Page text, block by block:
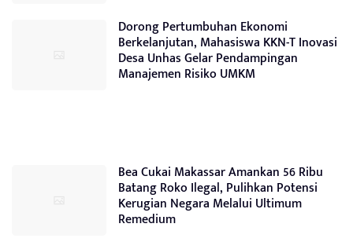
Dorong Pertumbuhan Ekonomi
Berkelanjutan, Mahasiswa KKN-T Inovasi
Desa Unhas Gelar Pendampingan
Manajemen Risiko UMKM
Bea Cukai Makassar Amankan 56 Ribu
Batang Roko Ilegal, Pulihkan Potensi
Kerugian Negara Melalui Ultimum
Remedium